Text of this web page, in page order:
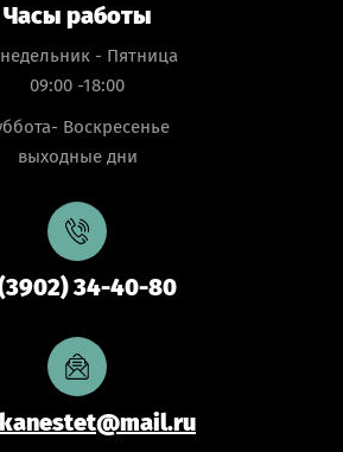
Часы работы
- Пятница
09:00 -18:00
Воскресенье
выходные дни
34-40-80